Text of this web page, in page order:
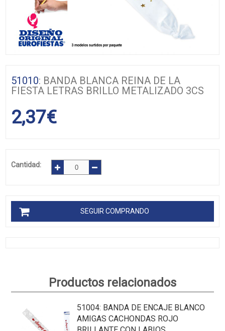
51010: BANDA BLANCA REINA DE LA
FIESTA LETRAS BRILLO METALIZADO 3CS
2,37€
Cantidad:
SEGUIR COMPRANDO
Productos relacionados
51004: BANDA DE ENCAJE BLANCO
AMIGAS CACHONDAS ROJO